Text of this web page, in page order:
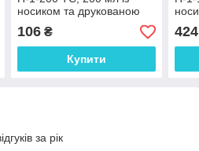
носиком та друкованою
шкалою. Україна
106₴
Купити
424
за рік